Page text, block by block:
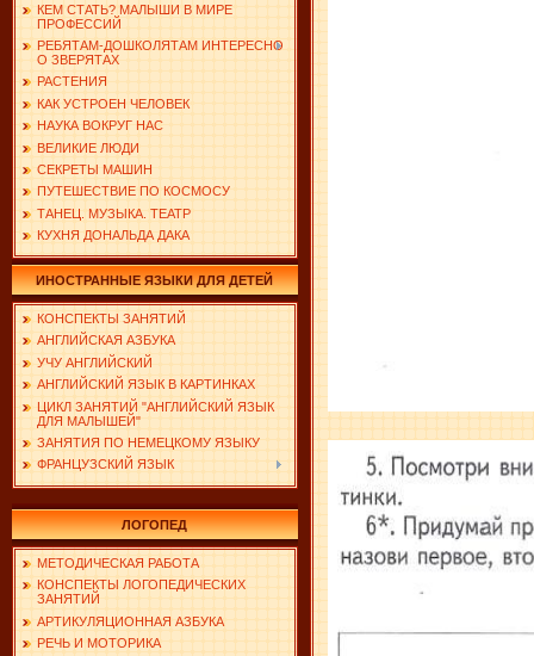
КЕМ СТАТЬ? МАЛЫШИ В МИРЕ
ПРОФЕССИЙ
РЕБЯТАМ-ДОШКОЛЯТАМ ИНТЕРЕСНО
О ЗВЕРЯТАХ
РАСТЕНИЯ
КАК УСТРОЕН ЧЕЛОВЕК
НАУКА ВОКРУГ НАС
ВЕЛИКИЕ ЛЮДИ
СЕКРЕТЫ МАШИН
ПУТЕШЕСТВИЕ ПО КОСМОСУ
ТАНЕЦ. МУЗЫКА. ТЕАТР
КУХНЯ ДОНАЛЬДА ДАКА
ИНОСТРАННЫЕ ЯЗЫКИ ДЛЯ ДЕТЕЙ
КОНСПЕКТЫ ЗАНЯТИЙ
АНГЛИЙСКАЯ АЗБУКА
УЧУ АНГЛИЙСКИЙ
АНГЛИЙСКИЙ ЯЗЫК В КАРТИНКАХ
ЦИКЛ ЗАНЯТИЙ "АНГЛИЙСКИЙ ЯЗЫК
ДЛЯ МАЛЫШЕЙ"
ЗАНЯТИЯ ПО НЕМЕЦКОМУ ЯЗЫКУ
ФРАНЦУЗСКИЙ ЯЗЫК
ЛОГОПЕД
МЕТОДИЧЕСКАЯ РАБОТА
КОНСПЕКТЫ ЛОГОПЕДИЧЕСКИХ
ЗАНЯТИЙ
АРТИКУЛЯЦИОННАЯ АЗБУКА
РЕЧЬ И МОТОРИКА